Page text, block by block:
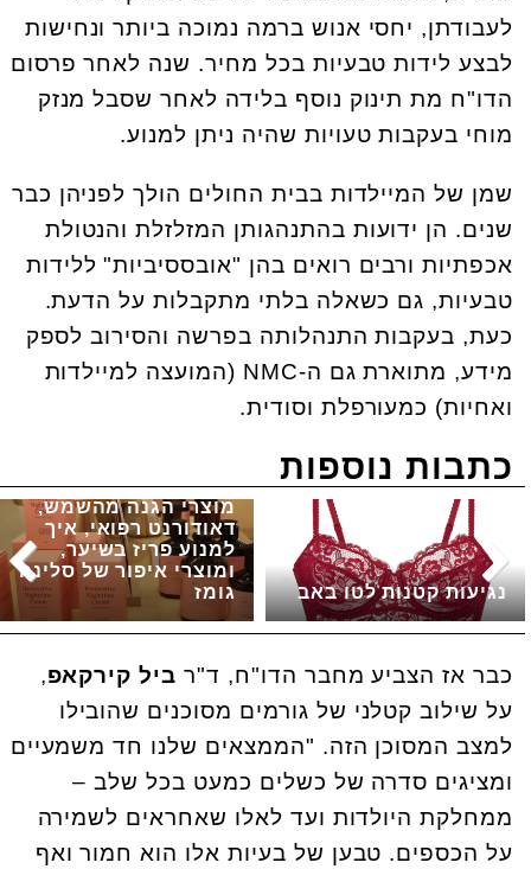
לעבודתן, יחסי אנוש ברמה נמוכה ביותר ונחישות
לבצע לידות טבעיות בכל מחיר. שנה לאחר פרסום
הדו"ח מת תינוק נוסף בלידה לאחר שסבל מנזק
מוחי בעקבות טעויות שהיה ניתן למנוע.
שמן של המיילדות בבית החולים הולך לפניהן כבר
שנים. הן ידועות בהתנהגותן המזלזלת והנטולת
אכפתיות ורבים רואים בהן "אובססיביות" ללידות
טבעיות, גם כשאלה בלתי מתקבלות על הדעת.
כעת, בעקבות התנהלותה בפרשה והסירוב לספק
מידע, מתוארת גם ה-NMC (המועצה למיילדות
ואחיות) כמעורפלת וסודית.
כתבות נוספות
מוצרי הגנה מהשמש,
דאודורנט רפואי, איך
למנוע פריז בשיער,
ומוצרי איפור של סלינה
גומז
נגיעות קטנות לטו באב
כבר אז הצביע מחבר הדו"ח, ד"ר ביל קירקאפ,
על שילוב קטלני של גורמים מסוכנים שהובילו
למצב המסוכן הזה. "הממצאים שלנו חד משמעיים
ומציגים סדרה של כשלים כמעט בכל שלב –
ממחלקת היולדות ועד לאלו שאחראים לשמירה
על הכספים. טבען של בעיות אלו הוא חמור ואף